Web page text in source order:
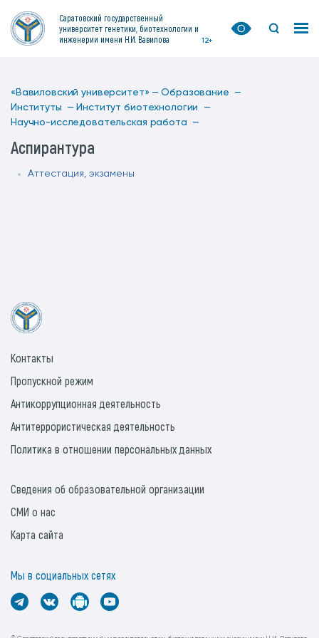
Саратовский государственный
университет генетики, биотехнологии и
инженерии имени Н.И. Вавилова
12+
«Вавиловский университет» — Образование —
Институты — Институт биотехнологии —
Научно-исследовательская работа —
Аспирантура
Аттестация, экзамены
Контакты
Пропускной режим
Антикоррупционная деятельность
Антитеррористическая деятельность
Политика в отношении персональных данных
Сведения об образовательной организации
СМИ о нас
Карта сайта
Мы в социальных сетях